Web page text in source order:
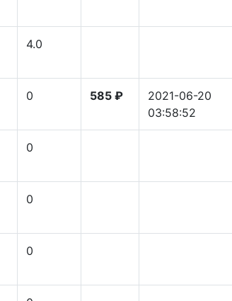
4.0
0 585 ₽
2021-06-20
03:58:52
0
0
0